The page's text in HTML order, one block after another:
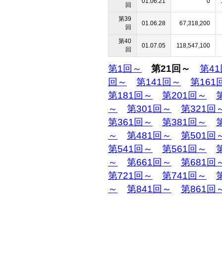
回
第39
回
01.06.28 67,318,200
第40
回
01.07.05 118,547,100
第1回～ 第21回～
第41
回～
第141回～
第161
第181回～
第201回～
～
第301回～
第321回
第361回～
第381回～
～
第481回～
第501回
第541回～
第561回～
～
第661回～
第681回
第721回～
第741回～
～
第841回～ 第861回